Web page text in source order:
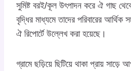
সুমিষ্ট বরই/কূল উৎপাদন করে ঐ গাছ
বৃদ্ধির মাধ্যমে তাদের পরিবারের আর্থিক
ঐ রিপোর্টে উল্লেখ করা হয়েছে।
গ্রামে ছড়িয়ে ছিটিয়ে থাকা প্রায় সাড়ে